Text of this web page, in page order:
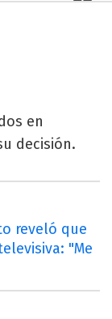
en
decisión.
reveló que
"Me